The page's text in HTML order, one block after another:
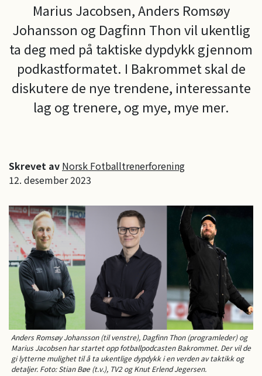
Marius Jacobsen, Anders Romsøy
Johansson og Dagfinn Thon vil ukentlig
ta deg med på taktiske dypdykk gjennom
podkastformatet. I Bakrommet skal de
diskutere de nye trendene, interessante
lag og trenere, og mye, mye mer.
Skrevet av Norsk Fotballtrenerforening
12. desember 2023
Anders Romsøy Johansson (til venstre), Dagfinn Thon (programleder) og
Marius Jacobsen har startet opp fotballpodcasten Bakrommet. Der vil de
gi lytterne mulighet til å ta ukentlige dypdykk i en verden av taktikk og
detaljer. Foto: Stian Bøe (t.v.), TV2 og Knut Erlend Jegersen.